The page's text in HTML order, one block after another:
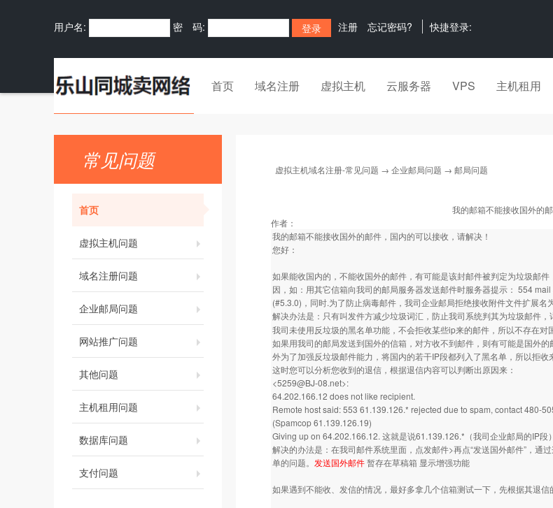
用户名: 密 码: 注册 忘记密码? 快捷登录:
首页 域名注册 虚拟主机 云服务器 VPS 主机租用
常见问题
首页
虚拟主机问题
域名注册问题
企业邮局问题
网站推广问题
其他问题
主机租用问题
数据库问题
支付问题
虚拟主机域名注册-常见问题 → 企业邮局问题 → 邮局问题
我的邮箱不能接收国外的
作者：
我的邮箱不能接收国外的邮件，国内的可以接收，请解决！
您好：
如果能收国内的，不能收国外的邮件，有可能是该封邮件被判定为垃圾邮
因，如：用其它信箱向我司的邮局服务器发送邮件时服务器提示： 554
(#5.3.0)，同时.为了防止病毒邮件，我司企业邮局拒绝接收附件文件扩展名
解决办法是：只有叫发件方减少垃圾词汇，防止我司系统判其为垃圾邮件，
我司未使用反垃圾的黑名单功能，不会拒收某些ip来的邮件，所以不存在对
如果用我司的邮局发送到国外的信箱，对方收不到邮件，则有可能是国外
外为了加强反垃圾邮件能力，将国内的若干IP段都列入了黑名单，所以拒收
这时您可以分析您收到的退信，根据退信内容可以判断出原因来：
<5259@BJ-08.net>:
64.202.166.12 does not like recipient.
Remote host said: 553 61.139.126.* rejected due to spam, contact 480-
(Spamcop 61.139.126.19)
Giving up on 64.202.166.12. 这就是说61.139.126.*（我司企业邮局的IP段
解决的办法是：在我司邮件系统里面，点发邮件>再点“发送国外邮件”，通
单的问题。 发送国外邮件暂存在草稿箱 显示增强功能
如果遇到不能收、发信的情况，最好多拿几个信箱测试一下，先根据其退